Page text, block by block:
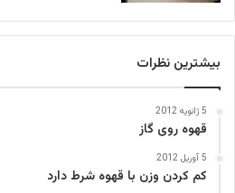
بیشترین نظرات
5 ژانویه 2012
قهوه روی گاز
5 آوریل 2012
کم کردن وزن با قهوه شرط دارد